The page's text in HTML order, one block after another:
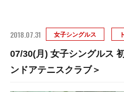
2018.07.31 女子シングルス
07/30(月) 女子シングルス
ンドアテニスクラブ＞